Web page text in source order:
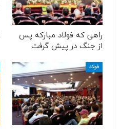
راهی که فولاد مبارکه پس
از جنگ در پیش گرفت
فولاد